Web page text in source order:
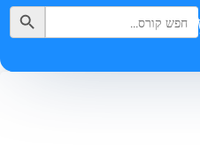
Search
for:
Search Button